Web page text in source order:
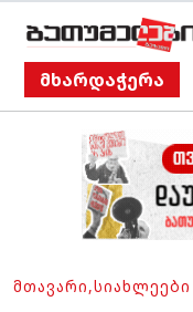
მხარდაჭერა
ᲛᲗᲐᲕᲐᲠᲘ,ᲡᲘᲐᲮᲚᲔᲔᲑᲘ